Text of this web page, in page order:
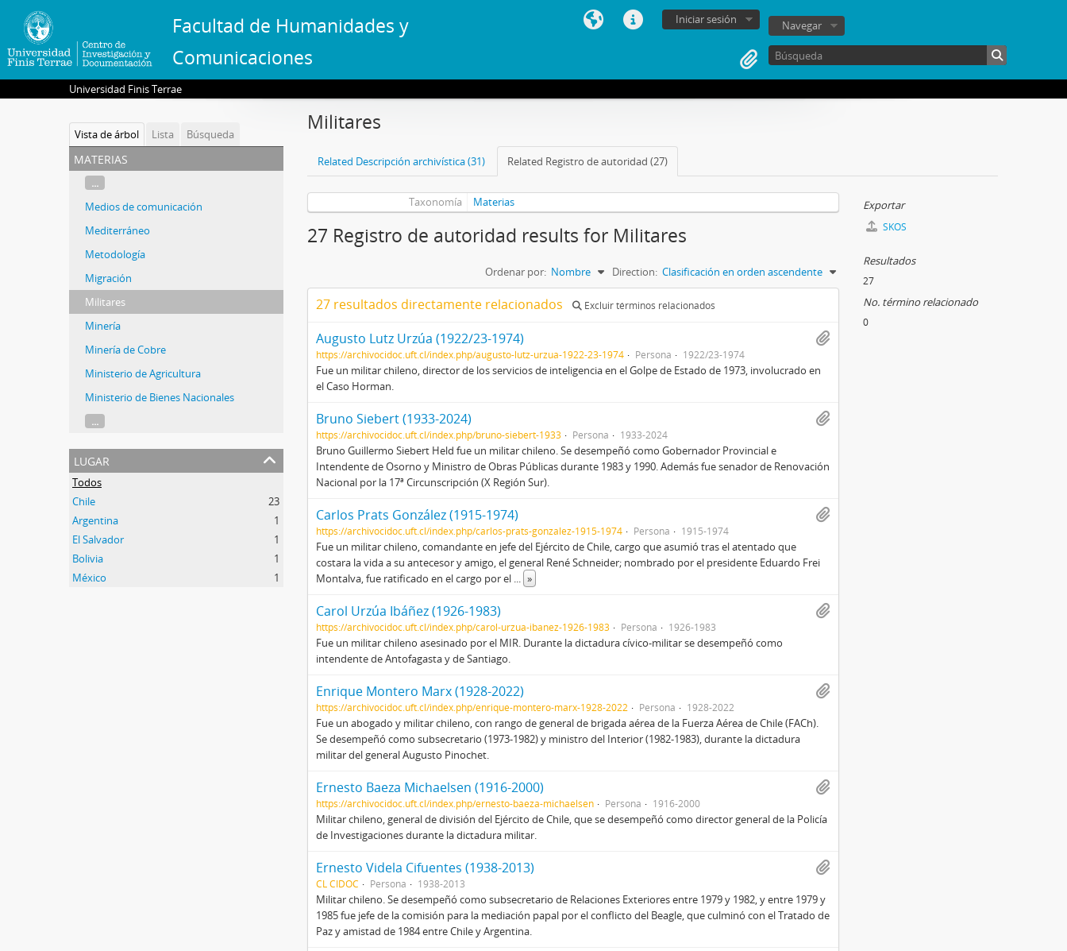
Facultad de Humanidades y
Comunicaciones
Iniciar sesión Navegar
Universidad Finis Terrae
Vista de árbol Lista Búsqueda
materias
...
Medios de comunicación
Mediterráneo
Metodología
Migración
Militares
Minería
Minería de Cobre
Ministerio de Agricultura
Ministerio de Bienes Nacionales
...
lugar
Todos
Chile
23
Argentina
1
El Salvador
1
Bolivia
1
México
1
Militares
Related Descripción archivística (31) Related Registro de autoridad (27)
Taxonomía Materias
27 Registro de autoridad results for Militares
Ordenar por: Nombre Direction: Clasificación en orden ascendente
27 resultados directamente relacionados Excluir términos relacionados
Augusto Lutz Urzúa (1922/23-1974)
https://archivocidoc.uft.cl/index.php/augusto-lutz-urzua-1922-23-1974 Persona 1922/23-1974
Fue un militar chileno, director de los servicios de inteligencia en el Golpe de Estado de 1973, involucrado en
el Caso Horman.
Bruno Siebert (1933-2024)
https://archivocidoc.uft.cl/index.php/bruno-siebert-1933 Persona 1933-2024
Bruno Guillermo Siebert Held fue un militar chileno. Se desempeñó como Gobernador Provincial e
Intendente de Osorno y Ministro de Obras Públicas durante 1983 y 1990. Además fue senador de Renovación
Nacional por la 17ª Circunscripción (X Región Sur).
Carlos Prats González (1915-1974)
https://archivocidoc.uft.cl/index.php/carlos-prats-gonzalez-1915-1974 Persona 1915-1974
Fue un militar chileno, comandante en jefe del Ejército de Chile, cargo que asumió tras el atentado que
costara la vida a su antecesor y amigo, el general René Schneider; nombrado por el presidente Eduardo Frei
Montalva, fue ratificado en el cargo por el ... »
Carol Urzúa Ibáñez (1926-1983)
https://archivocidoc.uft.cl/index.php/carol-urzua-ibanez-1926-1983 Persona 1926-1983
Fue un militar chileno asesinado por el MIR. Durante la dictadura cívico-militar se desempeñó como
intendente de Antofagasta y de Santiago.
Enrique Montero Marx (1928-2022)
https://archivocidoc.uft.cl/index.php/enrique-montero-marx-1928-2022 Persona 1928-2022
Fue un abogado y militar chileno, con rango de general de brigada aérea de la Fuerza Aérea de Chile (FACh).
Se desempeñó como subsecretario (1973-1982) y ministro del Interior (1982-1983), durante la dictadura
militar del general Augusto Pinochet.
Ernesto Baeza Michaelsen (1916-2000)
https://archivocidoc.uft.cl/index.php/ernesto-baeza-michaelsen Persona 1916-2000
Militar chileno, general de división del Ejército de Chile, que se desempeñó como director general de la Policía
de Investigaciones durante la dictadura militar.
Ernesto Videla Cifuentes (1938-2013)
CL CIDOC Persona 1938-2013
Militar chileno. Se desempeñó como subsecretario de Relaciones Exteriores entre 1979 y 1982, y entre 1979 y
1985 fue jefe de la comisión para la mediación papal por el conflicto del Beagle, que culminó con el Tratado de
Paz y amistad de 1984 entre Chile y Argentina.
Exportar
SKOS
Resultados
27
No. término relacionado
0